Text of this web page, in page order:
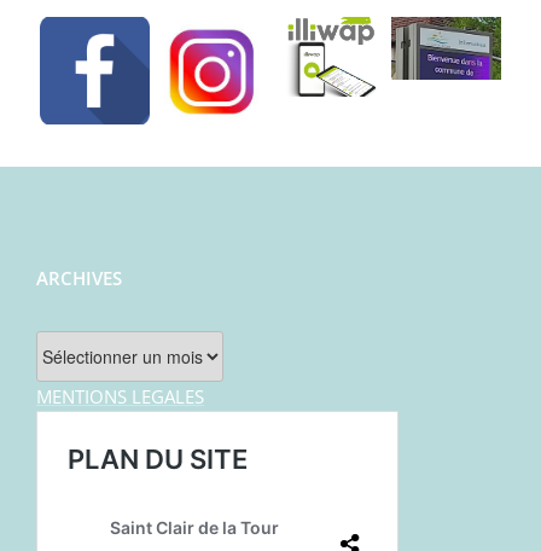
ARCHIVES
Archives
MENTIONS LEGALES